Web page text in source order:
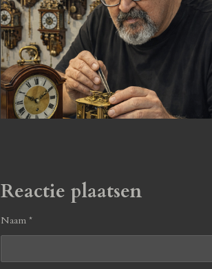
Reactie plaatsen
Naam *